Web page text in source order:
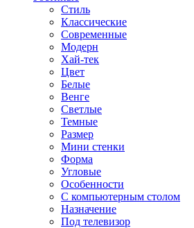
Стиль
Классические
Современные
Модерн
Хай-тек
Цвет
Белые
Венге
Светлые
Темные
Размер
Мини стенки
Форма
Угловые
Особенности
С компьютерным столом
Назначение
Под телевизор